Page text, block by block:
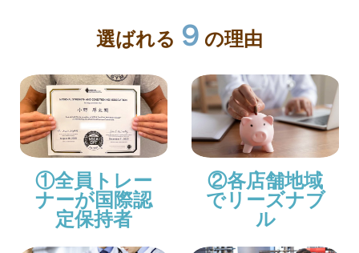
選ばれる ９ の理由
①全員トレー
ナーが国際認
定保持者
②各店舗地域
でリーズナブ
ル